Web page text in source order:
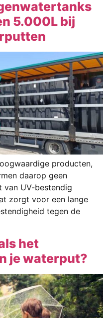
5.000L bij
producten,
daarop geen
van UV-bestendig
zorgt voor een lange
tegen de
het
je waterput?